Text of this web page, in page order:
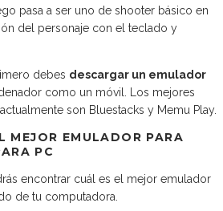
pasa a ser uno de shooter básico en
del personaje con el teclado y
debes descargar un emulador
como un móvil. Los mejores
son Bluestacks y Memu Play.
MEJOR EMULADOR PARA
PC
encontrar cuál es el mejor emulador
de tu computadora.